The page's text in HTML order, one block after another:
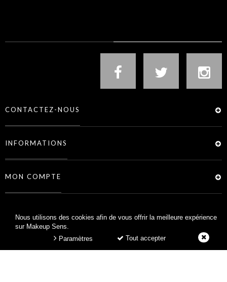
Nous utilisons des cookies afin de vous offrir la meilleure expérience
sur Makeup Sens.
Tout accepter
Paramètres
CONTACTEZ-NOUS
INFORMATIONS
MON COMPTE